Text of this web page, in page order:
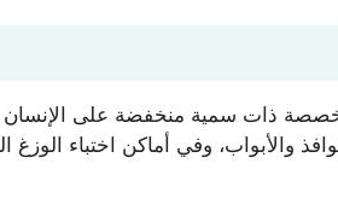
ذات سمية منخفضة على الإنسان
والأبواب، وفي أماكن اختباء الوزغ